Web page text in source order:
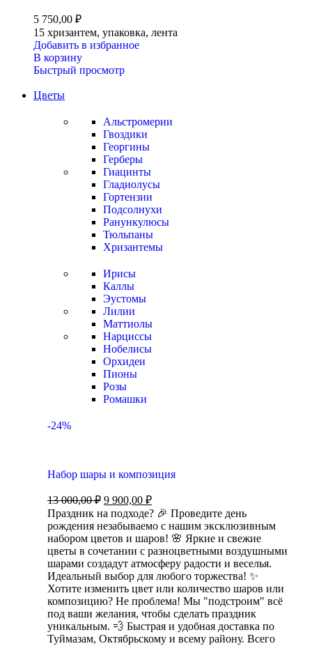
5 750,00 ₽
15 хризантем, упаковка, лента
Добавить в избранное
В корзину
Быстрый просмотр
Цветы
Альстромерии
Гвоздики
Георгины
Герберы
Гиацинты
Гладиолусы
Гортензии
Подсолнухи
Ранункулюсы
Тюльпаны
Хризантемы
Ирисы
Каллы
Эустомы
Лилии
Маттиолы
Нарциссы
Нобелисы
Орхидеи
Пионы
Розы
Ромашки
-24%
Набор шары и композиция
13 000,00₽ 9 900,00 ₽
Праздник на подходе? 🎉 Проведите день
рождения незабываемо с нашим эксклюзивным
набором цветов и шаров! 🌸 Яркие и свежие
цветы в сочетании с разноцветными воздушными
шарами создадут атмосферу радости и веселья.
Идеальный выбор для любого торжества! ✨
Хотите изменить цвет или количество шаров или
композицию? Не проблема! Мы "подстроим" всё
под ваши желания, чтобы сделать праздник
уникальным. 💨 Быстрая и удобная доставка по
Туймазам, Октябрьскому и всему району. Всего